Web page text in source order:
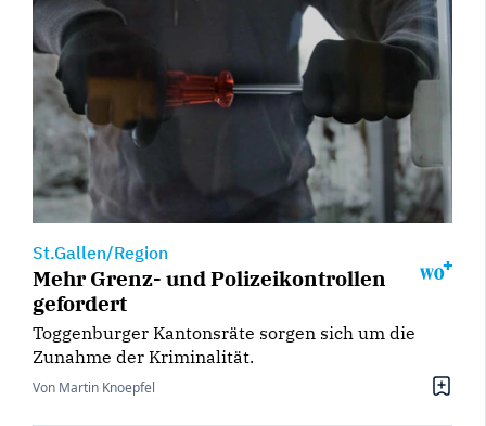
St.Gallen/Region
Mehr Grenz- und Polizeikontrollen
gefordert
Toggenburger Kantonsräte sorgen sich um die
Zunahme der Kriminalität.
Von Martin Knoepfel